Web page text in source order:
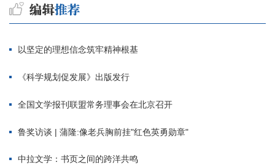
以坚定的理想信念筑牢精神根基
《科学规划促发展》出版发行
全国文学报刊联盟常务理事会在北京召开
鲁奖访谈 | 蒲隆:像老兵胸前挂"红色英勇勋章"
中拉文学：书页之间的跨洋共鸣